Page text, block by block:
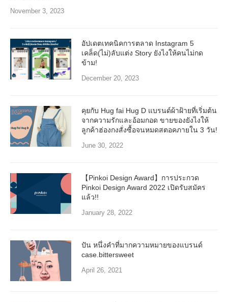
November 3, 2023
อัปเดตเทคนิคการตลาด Instagram 5
เคล็ด(ไม่)ลับแต่ง Story ยังไงให้คนไม่กด
ข้าม!
December 20, 2023
คุยกับ Hug fai Hug D แบรนด์ผ้าฝ้ายที่เริ่มต้น
จากความรักและอ้อมกอด ขายของยังไงให้
ลูกค้าฮ่องกงสั่งซื้อจนหมดสตอคภายใน 3 วัน!
June 30, 2022
【Pinkoi Design Award】การประกวด
Pinkoi Design Award 2022 เปิดรับสมัคร
แล้ว!!
January 28, 2022
ปัน หนึ่งคำที่มากความหมายของแบรนด์
case.bittersweet
April 26, 2021